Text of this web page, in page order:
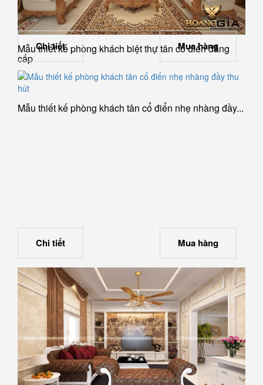
Mẫu thiết kế phòng khách biệt thự tân cổ điển đẳng
cấp
Chi tiết Mua hàng
Mẫu thiết kế phòng khách tân cổ điển nhẹ nhàng đầy...
Chi tiết Mua hàng